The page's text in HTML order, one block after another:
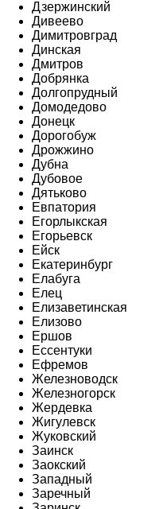
Дзержинский
Дивеево
Димитровград
Динская
Дмитров
Добрянка
Долгопрудный
Домодедово
Донецк
Дорогобуж
Дрожжино
Дубна
Дубовое
Дятьково
Евпатория
Егорлыкская
Егорьевск
Ейск
Екатеринбург
Елабуга
Елец
Елизаветинская
Елизово
Ершов
Ессентуки
Ефремов
Железноводск
Железногорск
Жердевка
Жигулевск
Жуковский
Заинск
Заокский
Западный
Заречный